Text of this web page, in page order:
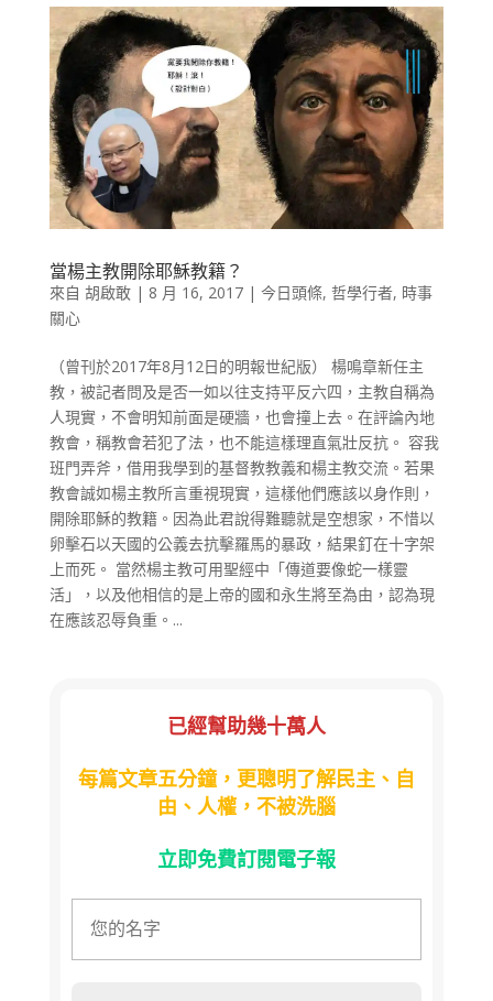
當楊主教開除耶穌教籍？
來自 胡啟敢| 8 月 16, 2017| 今日頭條, 哲學行者, 時事
關心
（曾刊於2017年8月12日的明報世紀版） 楊鳴章新任主
教，被記者問及是否一如以往支持平反六四，主教自稱為
人現實，不會明知前面是硬牆，也會撞上去。在評論內地
教會，稱教會若犯了法，也不能這樣理直氣壯反抗。 容我
班門弄斧，借用我學到的基督教教義和楊主教交流。若果
教會誠如楊主教所言重視現實，這樣他們應該以身作則，
開除耶穌的教籍。因為此君說得難聽就是空想家，不惜以
卵擊石以天國的公義去抗擊羅馬的暴政，結果釘在十字架
上而死。 當然楊主教可用聖經中「傳道要像蛇一樣靈
活」，以及他相信的是上帝的國和永生將至為由，認為現
在應該忍辱負重。...
已經幫助幾十萬人
每篇文章五分鐘，更聰明了解民主、自
由、人權，不被洗腦
立即免費訂閱電子報